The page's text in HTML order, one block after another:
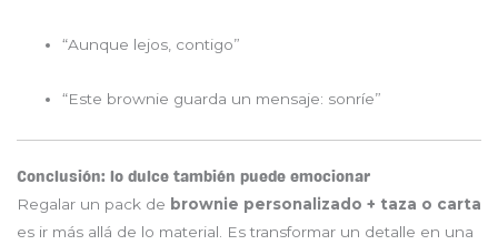
“Aunque lejos, contigo”
“Este brownie guarda un mensaje: sonríe”
Conclusión: lo dulce también puede emocionar
Regalar un pack de brownie personalizado + taza o carta
es ir más allá de lo material. Es transformar un detalle en una